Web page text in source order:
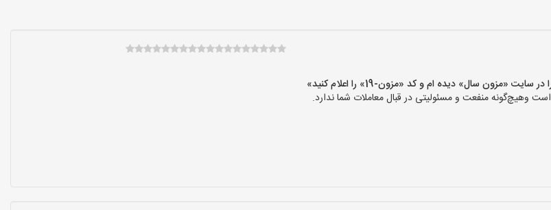
سال» دیده ام و کد «مزون-19» را اعلام کنید»
وهیچ‌گونه منفعت و مسئولیتی در قبال معاملات شما ندارد.